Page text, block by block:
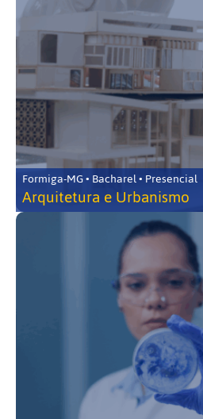
Formiga-MG • Bacharel • Presencial
Arquitetura e Urbanismo